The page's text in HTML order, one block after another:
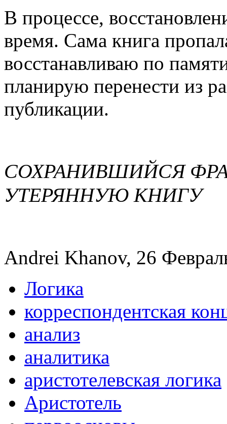
В процессе,
время. Сама книга
восстанавливаю по
планирую перенести из
публикации.
СОХРАНИВШИЙСЯ
УТЕРЯННУЮ КНИГУ
Andrei Khanov, 26
Логика
корреспондентская
анализ
аналитика
аристотелевская логика
Аристотель